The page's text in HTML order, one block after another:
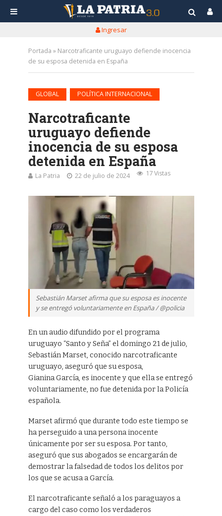
Ingresar
Portada » Narcotraficante uruguayo defiende inocencia
de su esposa detenida en España
GLOBAL POLÍTICA INTERNACIONAL
Narcotraficante
uruguayo defiende
inocencia de su esposa
detenida en España
La Patria 22 de julio de 2024 17 Vistas
Sebastián Marset afirma que su esposa es inocente
y se entregó voluntariamente en España / @policia
En un audio difundido por el programa
uruguayo “Santo y Seña” el domingo 21 de julio,
Sebastián Marset, conocido narcotraficante
uruguayo, aseguró que su esposa,
Gianina García, es inocente y que ella se entregó
voluntariamente, no fue detenida por la Policía
española.
Marset afirmó que durante todo este tiempo se
ha perseguido a una persona inocente
únicamente por ser su esposa. Por tanto,
aseguró que sus abogados se encargarán de
demostrar la falsedad de todos los delitos por
los que se acusa a García.
El narcotraficante señaló a los paraguayos a
cargo del caso como los verdaderos